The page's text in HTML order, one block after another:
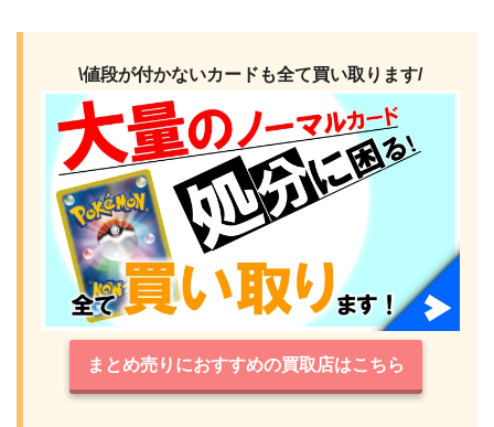
\値段が付かないカードも全て買い取ります/
まとめ売りにおすすめの買取店はこちら